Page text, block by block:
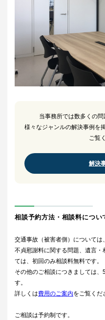
当事務所では数多くの問
様々なジャンルの解決事例を
ご覧
解決
相談予約方法・相談料につい
交通事故（被害者側）については
不貞慰謝料に関する問題、遺言
ては、初回のみ相談料無料です。
その他のご相談につきましては
す。
詳しくは費用のご案内をご覧くだ
ご相談は予約制です。